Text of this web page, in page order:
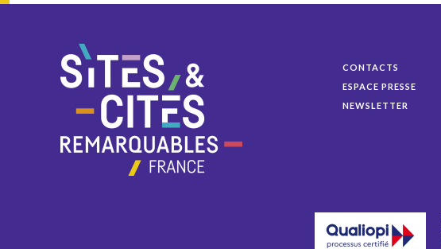
CONTACTS
ESPACE PRESSE
NEWSLETTER